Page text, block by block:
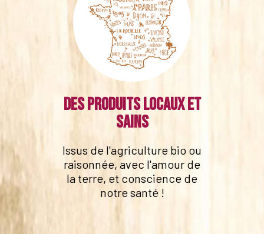
Des produits locaux et
sains
Issus de l'agriculture bio ou
raisonnée, avec l'amour de
la terre, et conscience de
notre santé !